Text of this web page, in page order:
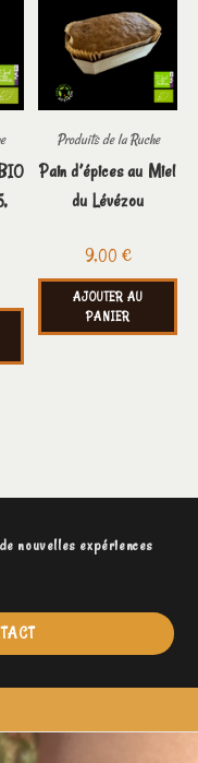
Produits de la Ruche
Pain d’épices au Miel
du Lévézou
9,00 €
AJOUTER AU
PANIER
nouvelles expériences